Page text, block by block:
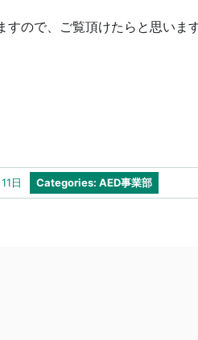
ので、ご覧頂けたらと思います
日 Categories: AED事業部